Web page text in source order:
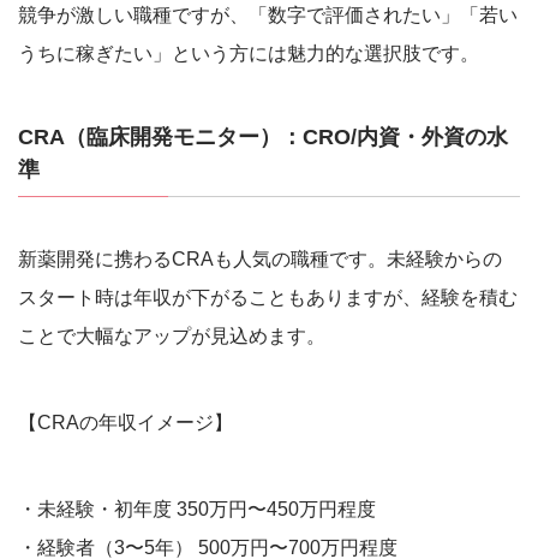
競争が激しい職種ですが、「数字で評価されたい」「若い
うちに稼ぎたい」という方には魅力的な選択肢です。
CRA（臨床開発モニター）：CRO/内資・外資の水
準
新薬開発に携わるCRAも人気の職種です。未経験からの
スタート時は年収が下がることもありますが、経験を積む
ことで大幅なアップが見込めます。
【CRAの年収イメージ】
・未経験・初年度 350万円〜450万円程度
・経験者（3〜5年） 500万円〜700万円程度